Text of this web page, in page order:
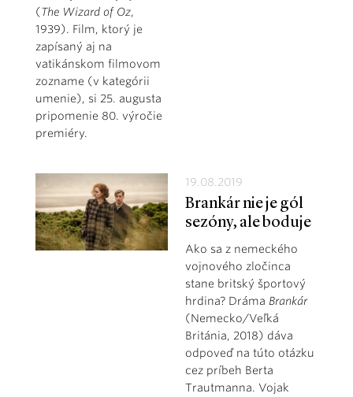
(The Wizard of Oz,
1939). Film, ktorý je
zapísaný aj na
vatikánskom filmovom
zozname (v kategórii
umenie), si 25. augusta
pripomenie 80. výročie
premiéry.
19.08.2019
Brankár nie je gól
sezóny, ale boduje
Ako sa z nemeckého
vojnového zločinca
stane britský športový
hrdina? Dráma Brankár
(Nemecko/Veľká
Británia, 2018) dáva
odpoveď na túto otázku
cez príbeh Berta
Trautmanna. Vojak